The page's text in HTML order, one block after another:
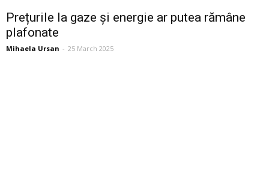
Prețurile la gaze și energie ar putea rămâne
plafonate
Mihaela Ursan - 25 March 2025